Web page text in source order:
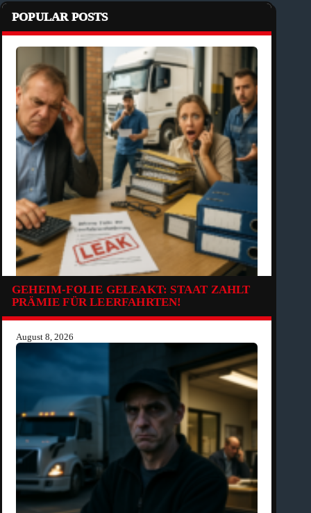
POPULAR POSTS
GEHEIM-FOLIE GELEAKT: STAAT ZAHLT
PRÄMIE FÜR LEERFAHRTEN!
August 8, 2026